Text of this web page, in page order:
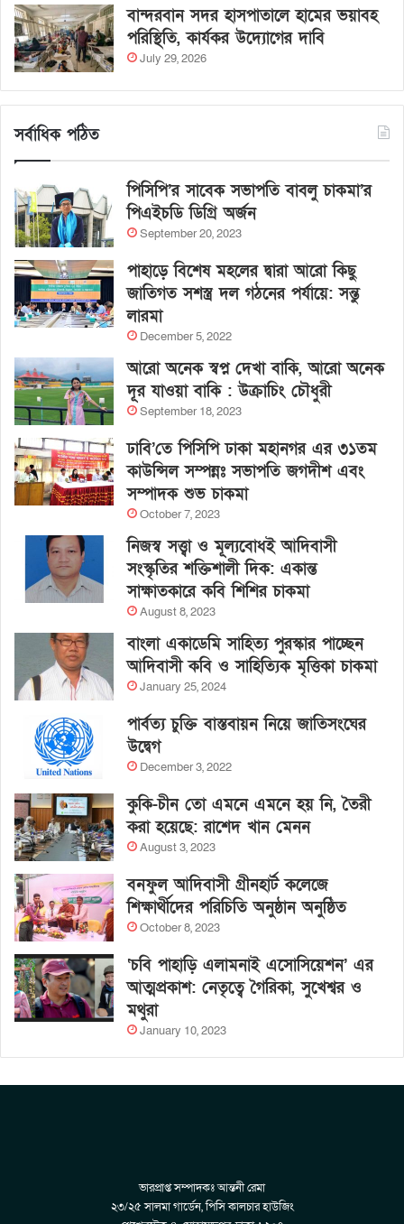
বান্দরবান সদর হাসপাতালে হামের ভয়াবহ
পরিস্থিতি, কার্যকর উদ্যোগের দাবি
July 29, 2026
সর্বাধিক পঠিত
পিসিপি’র সাবেক সভাপতি বাবলু চাকমা’র
পিএইচডি ডিগ্রি অর্জন
September 20, 2023
পাহাড়ে বিশেষ মহলের দ্বারা আরো কিছু
জাতিগত সশস্ত্র দল গঠনের পর্যায়ে: সন্তু
লারমা
December 5, 2022
আরো অনেক স্বপ্ন দেখা বাকি, আরো অনেক
দূর যাওয়া বাকি : উক্রাচিং চৌধুরী
September 18, 2023
ঢাবি’তে পিসিপি ঢাকা মহানগর এর ৩১তম
কাউন্সিল সম্পন্নঃ সভাপতি জগদীশ এবং
সম্পাদক শুভ চাকমা
October 7, 2023
নিজস্ব সত্ত্বা ও মূল্যবোধই আদিবাসী
সংস্কৃতির শক্তিশালী দিক: একান্ত
সাক্ষাতকারে কবি শিশির চাকমা
August 8, 2023
বাংলা একাডেমি সাহিত্য পুরস্কার পাচ্ছেন
আদিবাসী কবি ও সাহিত্যিক মৃত্তিকা চাকমা
January 25, 2024
পার্বত্য চুক্তি বাস্তবায়ন নিয়ে জাতিসংঘের
উদ্বেগ
December 3, 2022
কুকি-চীন তো এমনে এমনে হয় নি, তৈরী
করা হয়েছে: রাশেদ খান মেনন
August 3, 2023
বনফুল আদিবাসী গ্রীনহার্ট কলেজে
শিক্ষার্থীদের পরিচিতি অনুষ্ঠান অনুষ্ঠিত
October 8, 2023
‘চবি পাহাড়ি এলামনাই এসোসিয়েশন’ এর
আত্মপ্রকাশ: নেতৃত্বে গৈরিকা, সুখেশ্বর ও
মথুরা
January 10, 2023
ভারপ্রাপ্ত সম্পাদকঃ আন্তনী রেমা
২৩/২৫ সালমা গার্ডেন, পিসি কালচার হাউজিং